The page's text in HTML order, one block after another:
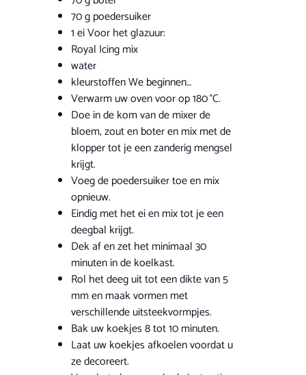
70 g poedersuiker
1 ei Voor het glazuur:
Royal Icing mix
water
kleurstoffen We beginnen…
Verwarm uw oven voor op 180 °C.
Doe in de kom van de mixer de
bloem, zout en boter en mix met de
klopper tot je een zanderig mengsel
krijgt.
Voeg de poedersuiker toe en mix
opnieuw.
Eindig met het ei en mix tot je een
deegbal krijgt.
Dek af en zet het minimaal 30
minuten in de koelkast.
Rol het deeg uit tot een dikte van 5
mm en maak vormen met
verschillende uitsteekvormpjes.
Bak uw koekjes 8 tot 10 minuten.
Laat uw koekjes afkoelen voordat u
ze decoreert.